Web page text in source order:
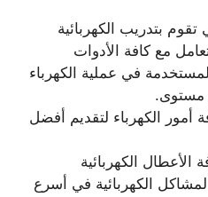
بتدريب الكهربائية
مع كافة الأدوات
في عملية الكهرباء
مستوى.
أمور الكهرباء لتقديم أفضل
الأعطال الكهربائية
الكهربائية في أسرع